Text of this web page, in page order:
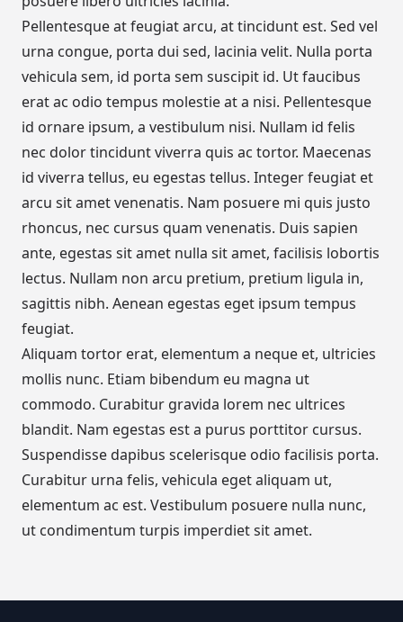
Pellentesque at feugiat arcu, at tincidunt est. Sed vel
urna congue, porta dui sed, lacinia velit. Nulla porta
vehicula sem, id porta sem suscipit id. Ut faucibus
erat ac odio tempus molestie at a nisi. Pellentesque
id ornare ipsum, a vestibulum nisi. Nullam id felis
nec dolor tincidunt viverra quis ac tortor. Maecenas
id viverra tellus, eu egestas tellus. Integer feugiat et
arcu sit amet venenatis. Nam posuere mi quis justo
rhoncus, nec cursus quam venenatis. Duis sapien
ante, egestas sit amet nulla sit amet, facilisis lobortis
lectus. Nullam non arcu pretium, pretium ligula in,
sagittis nibh. Aenean egestas eget ipsum tempus
feugiat.
Aliquam tortor erat, elementum a neque et, ultricies
mollis nunc. Etiam bibendum eu magna ut
commodo. Curabitur gravida lorem nec ultrices
blandit. Nam egestas est a purus porttitor cursus.
Suspendisse dapibus scelerisque odio facilisis porta.
Curabitur urna felis, vehicula eget aliquam ut,
elementum ac est. Vestibulum posuere nulla nunc,
ut condimentum turpis imperdiet sit amet.